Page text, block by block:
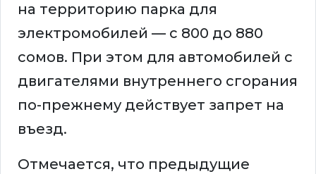
на территорию парка для
электромобилей — с 800 до 880
сомов. При этом для автомобилей с
двигателями внутреннего сгорания
по-прежнему действует запрет на
въезд.
Отмечается, что предыдущие